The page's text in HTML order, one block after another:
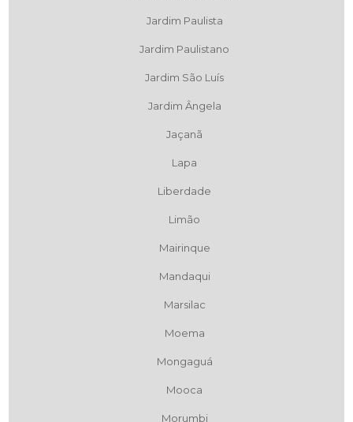
Jardim Paulista
Jardim Paulistano
Jardim São Luís
Jardim Ângela
Jaçanã
Lapa
Liberdade
Limão
Mairinque
Mandaqui
Marsilac
Moema
Mongaguá
Mooca
Morumbi